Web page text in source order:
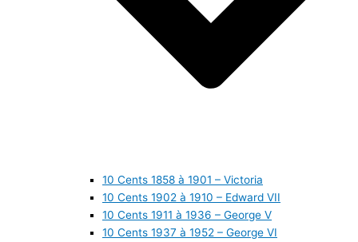
10 Cents 1858 à 1901 – Victoria
10 Cents 1902 à 1910 – Edward VII
10 Cents 1911 à 1936 – George V
10 Cents 1937 à 1952 – George VI